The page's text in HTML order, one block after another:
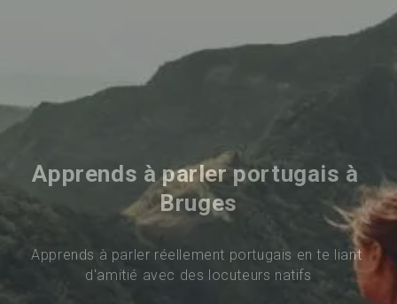
Apprends à parler portugais à
Bruges
Apprends à parler réellement portugais en te liant
d'amitié avec des locuteurs natifs